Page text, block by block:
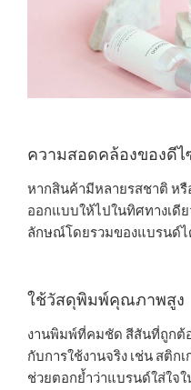
ความสอดคล้องของดีไ
หากสินค้ามีหลายรสชาติ ห
ออกแบบให้ไปในทิศทางเดี
ลักษณ์โดยรวมของแบรนด์ไ
ใช้วัสดุพิมพ์คุณภาพสูง
งานพิมพ์ที่คมชัด สีสันที่ถูกต้อ
กับการใช้งานจริง เช่น สติ
ช่วยตอกย้ำว่าแบรนด์ใส่ใจใ